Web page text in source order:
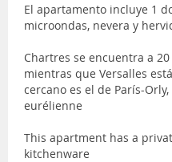
El apartamento incluye 1
microondas, nevera y
Chartres se encuentra a
mientras que Versalles
cercano es el de París-
eurélienne
This apartment has a
kitchenware